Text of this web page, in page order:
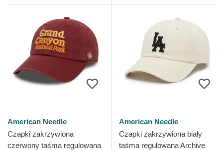
American Needle
Czapki zakrzywiona
czerwony taśma regulowana
American Needle
Czapki zakrzywiona biały
taśma regulowana Archive